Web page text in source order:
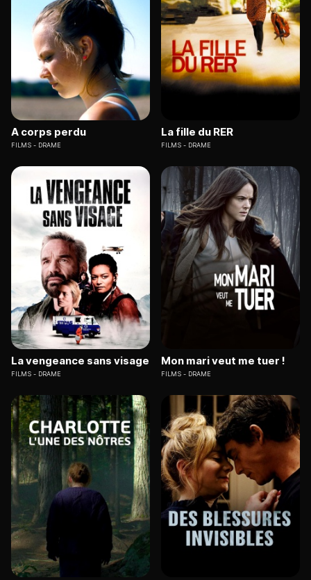
A corps perdu
FILMS DRAME
La fille du RER
FILMS DRAME
La vengeance sans visage
FILMS DRAME
Mon mari veut me tuer !
FILMS DRAME